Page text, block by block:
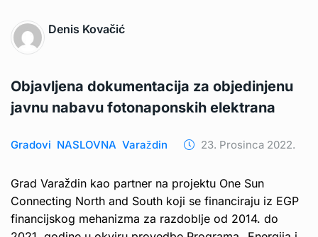
Denis Kovačić
Objavljena dokumentacija za objedinjenu
javnu nabavu fotonaponskih elektrana
Gradovi NASLOVNA Varaždin 23. Prosinca 2022.
Grad Varaždin kao partner na projektu One Sun
Connecting North and South koji se financiraju iz EGP
financijskog mehanizma za razdoblje od 2014. do